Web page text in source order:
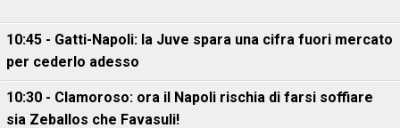
10:45 - Gatti-Napoli: la Juve spara una cifra fuori mercato
per cederlo adesso
10:30 - Clamoroso: ora il Napoli rischia di farsi soffiare
sia Zeballos che Favasuli!